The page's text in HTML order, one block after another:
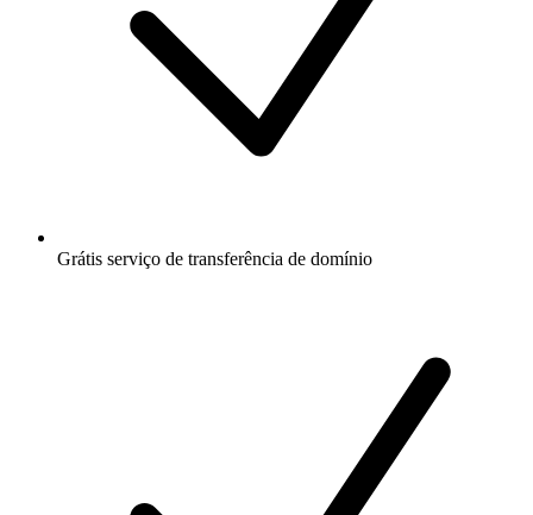
Grátis serviço de transferência de domínio